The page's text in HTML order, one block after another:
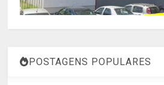
POSTAGENS POPULARES